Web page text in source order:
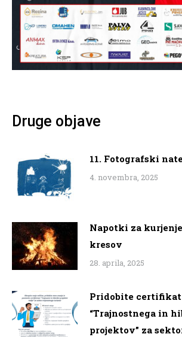
Druge objave
11. Fotografski
4. novembra, 2025
Napotki za
kresov
28. aprila, 2025
Pridobite certifikat
“Trajnostnega in
projektov” za